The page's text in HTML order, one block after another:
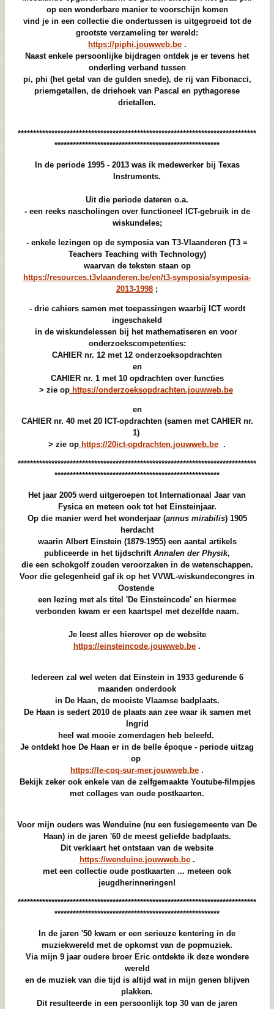
op een wonderbare manier te voorschijn komen
vind je in een collectie die ondertussen is uitgegroeid tot de
grootste verzameling ter wereld:
https://piphi.jouwweb.be.
Naast enkele persoonlijke bijdragen ontdek je er tevens het
onderling verband tussen
pi, phi (het getal van de gulden snede), de rij van Fibonacci,
priemgetallen, de driehoek van Pascal en pythagorese
drietallen.
******************************************************************************
******************************************************
In de periode 1995 - 2013 was ik medewerker bij Texas
Instruments.
Uit die periode dateren o.a.
- een reeks nascholingen over functioneel ICT-gebruik in de
wiskundeles;
- enkele lezingen op de symposia van T3-Vlaanderen (T3 =
Teachers Teaching with Technology)
waarvan de teksten staan op
https://resources.t3vlaanderen.be/en/t3-symposia/symposia-
2013-1998 ;
- drie cahiers samen met toepassingen waarbij ICT wordt
ingeschakeld
in de wiskundelessen bij het mathematiseren en voor
onderzoekscompetenties:
CAHIER nr. 12 met 12 onderzoeksopdrachten
en
CAHIER nr. 1 met 10 opdrachten over functies
> zie ophttps://onderzoeksopdrachten.jouwweb.be
en
CAHIER nr. 40 met 20 ICT-opdrachten (samen met CAHIER nr.
1)
> zie op https://20ict-opdrachten.jouwweb.be .
******************************************************************************
******************************************************
Het jaar 2005 werd uitgeroepen tot Internationaal Jaar van
Fysica en meteen ook tot het Einsteinjaar.
Op die manier werd het wonderjaar (annus mirabilis) 1905
herdacht
waarin Albert Einstein (1879-1955) een aantal artikels
publiceerde in het tijdschrift Annalen der Physik,
die een schokgolf zouden veroorzaken in de wetenschappen.
Voor die gelegenheid gaf ik op het VVWL-wiskundecongres in
Oostende
een lezing met als titel 'De Einsteincode' en hiermee
verbonden kwam er een kaartspel met dezelfde naam.
Je leest alles hierover op de website
https://einsteincode.jouwweb.be .
Iedereen zal wel weten dat Einstein in 1933 gedurende 6
maanden onderdook
in De Haan, de mooiste Vlaamse badplaats.
De Haan is sedert 2010 de plaats aan zee waar ik samen met
Ingrid
heel wat mooie zomerdagen heb beleefd.
Je ontdekt hoe De Haan er in de belle époque - periode uitzag
op
https://le-coq-sur-mer.jouwweb.be .
Bekijk zeker ook enkele van de zelfgemaakte Youtube-filmpjes
met collages van oude postkaarten.
Voor mijn ouders was Wenduine (nu een fusiegemeente van De
Haan) in de jaren '60 de meest geliefde badplaats.
Dit verklaart het ontstaan van de website
https://wenduine.jouwweb.be.
met een collectie oude postkaarten ... meteen ook
jeugdherinneringen!
******************************************************************************
******************************************************
In de jaren '50 kwam er een serieuze kentering in de
muziekwereld met de opkomst van de popmuziek.
Via mijn 9 jaar oudere broer Eric ontdekte ik deze wondere
wereld
en de muziek van die tijd is altijd wat in mijn genen blijven
plakken.
Dit resulteerde in een persoonlijk top 30 van de jaren